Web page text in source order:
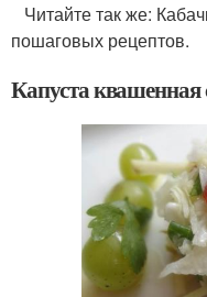
Читайте так же:
пошаговых рецептов.
Капуста